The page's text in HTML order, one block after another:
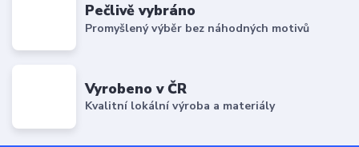
Pečlivě vybráno
Promyšlený výběr bez náhodných motivů
Vyrobeno v ČR
Kvalitní lokální výroba a materiály